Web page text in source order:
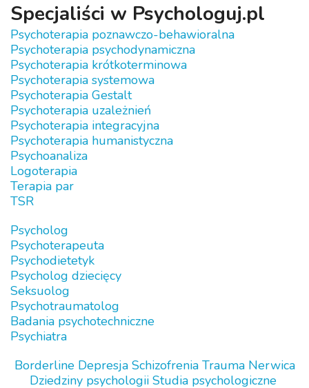
Specjaliści w Psychologuj.pl
Psychoterapia poznawczo-behawioralna
Psychoterapia psychodynamiczna
Psychoterapia krótkoterminowa
Psychoterapia systemowa
Psychoterapia Gestalt
Psychoterapia uzależnień
Psychoterapia integracyjna
Psychoterapia humanistyczna
Psychoanaliza
Logoterapia
Terapia par
TSR
Psycholog
Psychoterapeuta
Psychodietetyk
Psycholog dziecięcy
Seksuolog
Psychotraumatolog
Badania psychotechniczne
Psychiatra
Borderline Depresja Schizofrenia Trauma Nerwica
Dziedziny psychologii Studia psychologiczne